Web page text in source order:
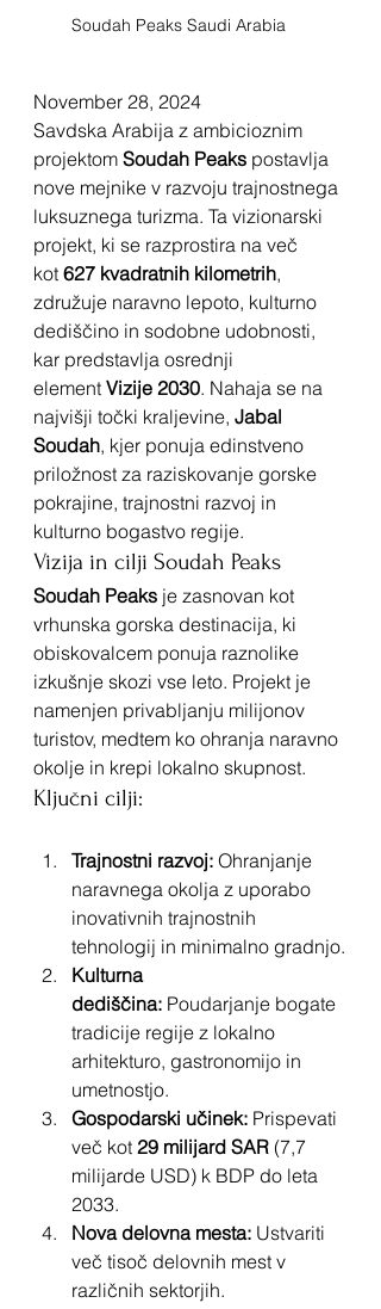
November 28, 2024
Savdska Arabija z ambicioznim
projektom Soudah Peaks postavlja
nove mejnike v razvoju trajnostnega
luksuznega turizma. Ta vizionarski
projekt, ki se razprostira na več
kot 627 kvadratnih kilometrih,
združuje naravno lepoto, kulturno
dediščino in sodobne udobnosti,
kar predstavlja osrednji
element Vizije 2030. Nahaja se na
najvišji točki kraljevine, Jabal
Soudah, kjer ponuja edinstveno
priložnost za raziskovanje gorske
pokrajine, trajnostni razvoj in
kulturno bogastvo regije.
Vizija in cilji Soudah Peaks
Soudah Peaks je zasnovan kot
vrhunska gorska destinacija, ki
obiskovalcem ponuja raznolike
izkušnje skozi vse leto. Projekt je
namenjen privabljanju milijonov
turistov, medtem ko ohranja naravno
okolje in krepi lokalno skupnost.
Ključni cilji:
Trajnostni razvoj: Ohranjanje
naravnega okolja z uporabo
inovativnih trajnostnih
tehnologij in minimalno gradnjo.
Kulturna
dediščina: Poudarjanje bogate
tradicije regije z lokalno
arhitekturo, gastronomijo in
umetnostjo.
Gospodarski učinek: Prispevati
več kot 29 milijard SAR (7,7
milijarde USD) k BDP do leta
2033.
Nova delovna mesta: Ustvariti
več tisoč delovnih mest v
različnih sektorjih.